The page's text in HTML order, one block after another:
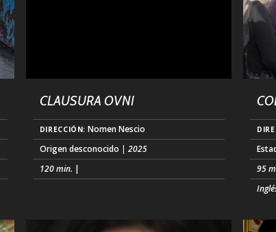
CLAUSURA OVNI
DIRECCIÓN: Nomen Nescio
Origen desconocido | 2025
120 min. |
de lo confuso y absurdo que es todo” -
Participe por entradas dobles y descubra a
95